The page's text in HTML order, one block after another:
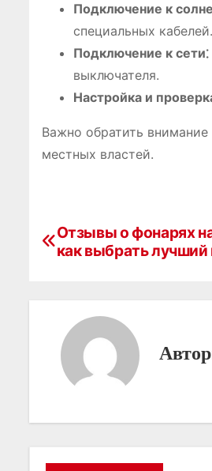
Подключение к
специальных кабелей.
Подключение к сети⁚
выключателя.
Настройка и
Важно обратить внимание
местных властей.
Н
ц
Отзывы о фонарях
как выбрать лучший